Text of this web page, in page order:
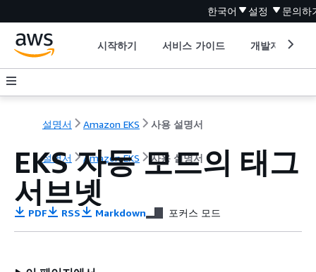
한국어 설정 문의하
시작하기 서비스 가이드 개발자 도구
설명서 Amazon EKS 사용 설명서
설명서 Amazon EKS 사용 설명서
EKS 자동 모드의 태그
서브넷
PDF RSS Markdown 포커스 모드